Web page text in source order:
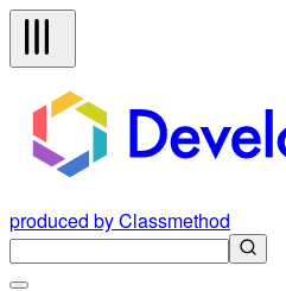
produced by Classmethod